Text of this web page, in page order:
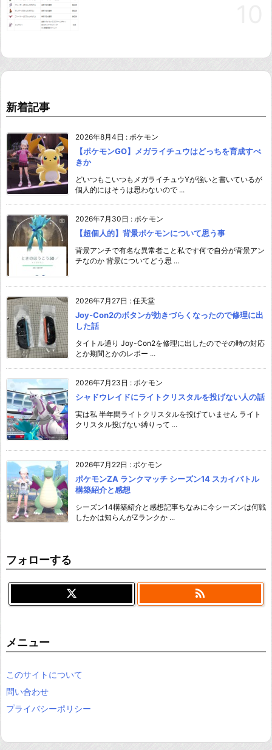
新着記事
2026年8月4日 : ポケモン
【ポケモンGO】メガライチュウはどっちを育成すべ
きか
どいつもこいつもメガライチュウYが強いと書いているが
個人的にはそうは思わないので ...
2026年7月30日 : ポケモン
【超個人的】背景ポケモンについて思う事
背景アンチで有名な異常者こと私です何で自分が背景アン
チなのか 背景についてどう思 ...
2026年7月27日 : 任天堂
Joy-Con2のボタンが効きづらくなったので修理に出
した話
タイトル通り Joy-Con2を修理に出したのでその時の対応
とか期間とかのレポー ...
2026年7月23日 : ポケモン
シャドウレイドにライトクリスタルを投げない人の話
実は私 半年間ライトクリスタルを投げていません ライト
クリスタル投げない縛りって ...
2026年7月22日 : ポケモン
ポケモンZA ランクマッチ シーズン14 スカイバトル
構築紹介と感想
シーズン14構築紹介と感想記事ちなみに今シーズンは何戦
したかは知らんがZランクか ...
フォローする

メニュー
このサイトについて
問い合わせ
プライバシーポリシー